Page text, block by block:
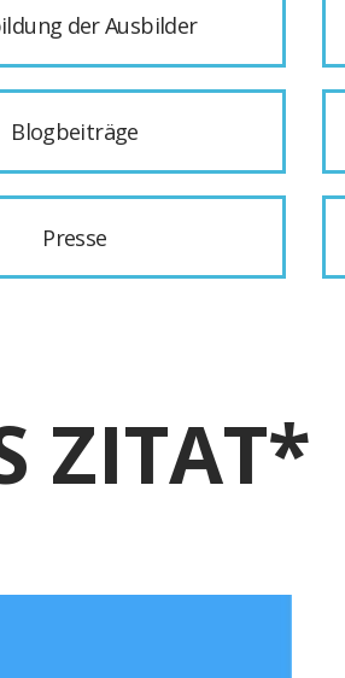
der Ausbilder
Blogbeiträge
Presse
ZITAT*